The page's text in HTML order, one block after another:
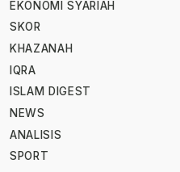
EKONOMI SYARIAH
SKOR
KHAZANAH
IQRA
ISLAM DIGEST
NEWS
ANALISIS
SPORT